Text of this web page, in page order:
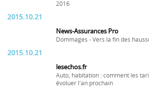
2016
2015.10.21
News-Assurances Pro
Dommages - Vers la fin des
2015.10.21
lesechos.fr
Auto, habitation : comment les
évoluer l'an prochain